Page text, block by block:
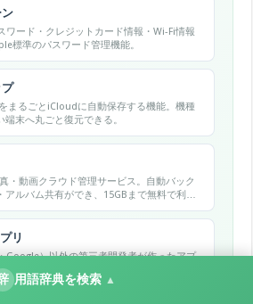
ワード・クレジットカード情報・Wi-Fi情報
標準のパスワード管理機能。
まるごとiCloudに自動保存する機能。機種
末へ丸ごと復元できる。
・動画クラウド管理サービス。自動バック
アルバム共有ができ、15GBまで無料で利用
リ
Google）以外の第三者開発者が作ったアプ
Playで配布される多くのアプリが該当す
用語辞典を検索 ▲